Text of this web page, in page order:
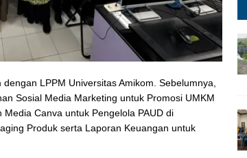
LPPM Universitas Amikom. Sebelumnya,
Sosial Media Marketing untuk Promosi UMKM
Canva untuk Pengelola PAUD di
Produk serta Laporan Keuangan untuk